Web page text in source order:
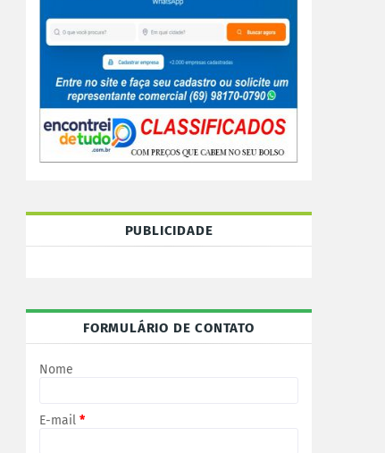
PUBLICIDADE
FORMULÁRIO DE CONTATO
Nome
E-mail *